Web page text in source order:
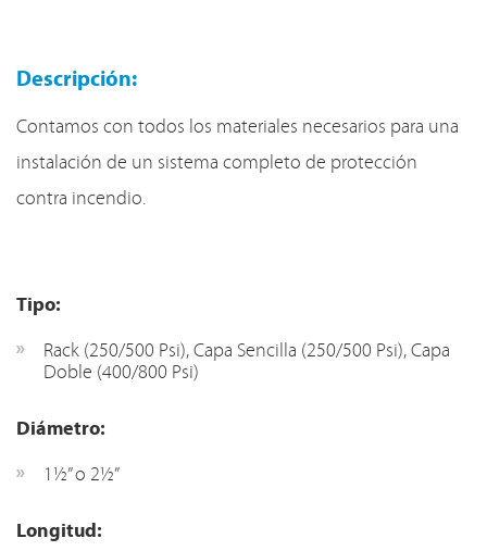
Descripción:
Contamos con todos los materiales necesarios para una
instalación de un sistema completo de protección
contra incendio.
Tipo:
Rack (250/500 Psi), Capa Sencilla (250/500 Psi), Capa
Doble (400/800 Psi)
Diámetro:
1½” o 2½”
Longitud: